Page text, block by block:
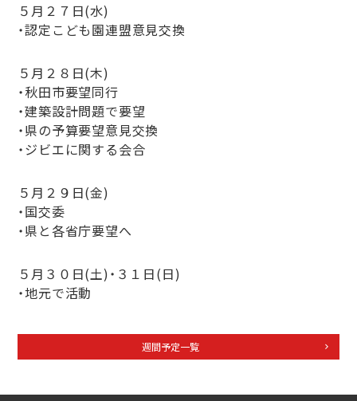
５月２７日(水)
・認定こども園連盟意見交換
５月２８日(木)
・秋田市要望同行
・建築設計問題で要望
・県の予算要望意見交換
・ジビエに関する会合
５月２９日(金)
・国交委
・県と各省庁要望へ
５月３０日(土)・３１日(日)
・地元で活動
週間予定一覧